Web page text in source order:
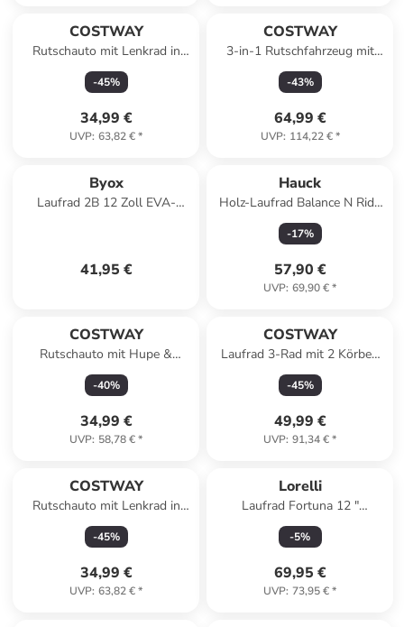
COSTWAY
Rutschauto mit Lenkrad in
Rosa
-45%
34,99 €
UVP: 63,82 €*
COSTWAY
3-in-1 Rutschfahrzeug mit
Schiebegriff in Blau
-43%
64,99 €
UVP: 114,22 €*
Byox
Laufrad 2B 12 Zoll EVA-
41,95 €
Hauck
Holz-Laufrad Balance N Ride
in weiss,schwarz,motiv
-17%
57,90 €
UVP: 69,90 €*
COSTWAY
Rutschauto mit Hupe &
Stauraum in Grün
-40%
34,99 €
UVP: 58,78 €*
COSTWAY
Laufrad 3-Rad mit 2 Körben
18 Monaten-5 Jahren in Rosa
-45%
49,99 €
UVP: 91,34 €*
COSTWAY
Rutschauto mit Lenkrad in
Dunkelblau
-45%
34,99 €
UVP: 63,82 €*
Lorelli
Laufrad Fortuna 12 "
Lufträder in rosa
-5%
69,95 €
UVP: 73,95 €*